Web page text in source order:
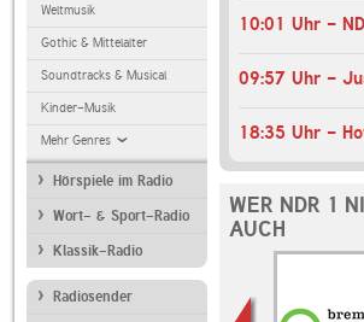
Weltmusik
Gothic & Mittelalter
Soundtracks & Musical
Kinder-Musik
Mehr Genres
Hörspiele im Radio
Wort- & Sport-Radio
Klassik-Radio
Radiosender
09:57 Uhr -
18:35 Uhr -
WER NDR 1
AUCH